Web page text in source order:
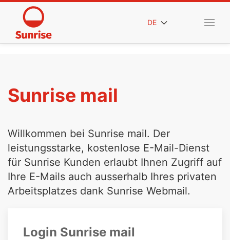
DE
Sunrise mail
Willkommen bei Sunrise mail. Der
leistungsstarke, kostenlose E-Mail-Dienst
für Sunrise Kunden erlaubt Ihnen Zugriff auf
Ihre E-Mails auch ausserhalb Ihres privaten
Arbeitsplatzes dank Sunrise Webmail.
Login Sunrise mail